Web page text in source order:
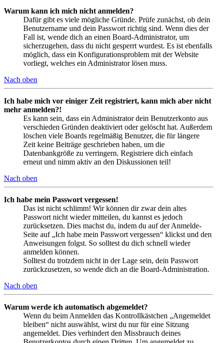
Warum kann ich mich nicht anmelden?
Dafür gibt es viele mögliche Gründe. Prüfe zunächst, ob dein
Benutzername und dein Passwort richtig sind. Wenn dies der
Fall ist, wende dich an einen Board-Administrator, um
sicherzugehen, dass du nicht gesperrt wurdest. Es ist ebenfalls
möglich, dass ein Konfigurationsproblem mit der Website
vorliegt, welches ein Administrator lösen muss.
Nach oben
Ich habe mich vor einiger Zeit registriert, kann mich aber nicht
mehr anmelden?!
Es kann sein, dass ein Administrator dein Benutzerkonto aus
verschieden Gründen deaktiviert oder gelöscht hat. Außerdem
löschen viele Boards regelmäßig Benutzer, die für längere
Zeit keine Beiträge geschrieben haben, um die
Datenbankgröße zu verringern. Registriere dich einfach
erneut und nimm aktiv an den Diskussionen teil!
Nach oben
Ich habe mein Passwort vergessen!
Das ist nicht schlimm! Wir können dir zwar dein altes
Passwort nicht wieder mitteilen, du kannst es jedoch
zurücksetzen. Dies machst du, indem du auf der Anmelde-
Seite auf „Ich habe mein Passwort vergessen“ klickst und den
Anweisungen folgst. So solltest du dich schnell wieder
anmelden können.
Solltest du trotzdem nicht in der Lage sein, dein Passwort
zurückzusetzen, so wende dich an die Board-Administration.
Nach oben
Warum werde ich automatisch abgemeldet?
Wenn du beim Anmelden das Kontrollkästchen „Angemeldet
bleiben“ nicht auswählst, wirst du nur für eine Sitzung
angemeldet. Dies verhindert den Missbrauch deines